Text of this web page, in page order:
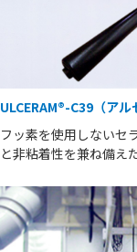
ULCERAM®-C39（アル
フッ素を使用しない
と非粘着性を兼ね備え